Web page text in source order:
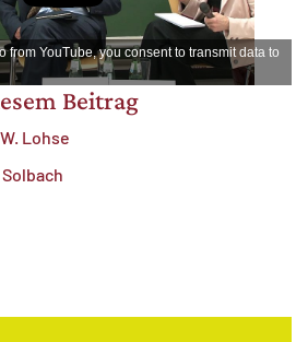
from YouTube, you consent to transmit data to
Beitrag
Lohse